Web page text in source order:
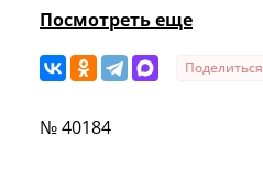
Посмотреть еще
Поделиться
№ 40184